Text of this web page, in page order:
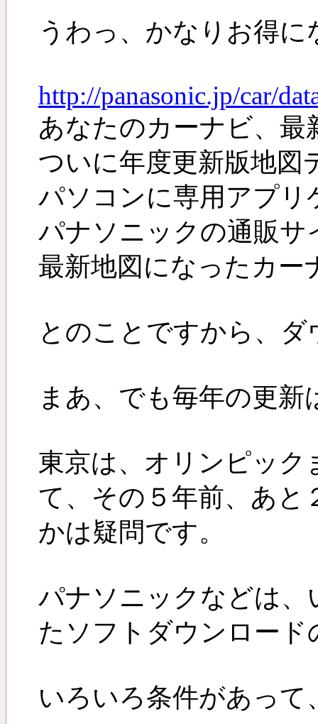
うわっ、かなりお得に
http://panasonic.jp/car/
あなたのカーナビ、
ついに年度更新版地図
パソコンに専用アプリ
パナソニックの通販サ
最新地図になったカ
とのことですから、
まあ、でも毎年の更
東京は、オリンピッ
て、その５年前、あと
かは疑問です。
パナソニックなどは
たソフトダウンロー
いろいろ条件があっ